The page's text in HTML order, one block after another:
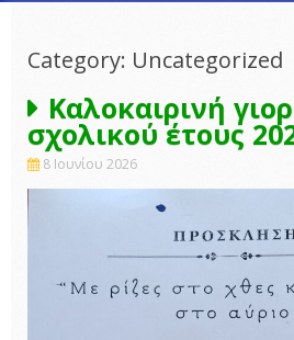
Category: Uncategorized
Καλοκαιρινή
σχολικού έτους
8 Ιουνίου 2026